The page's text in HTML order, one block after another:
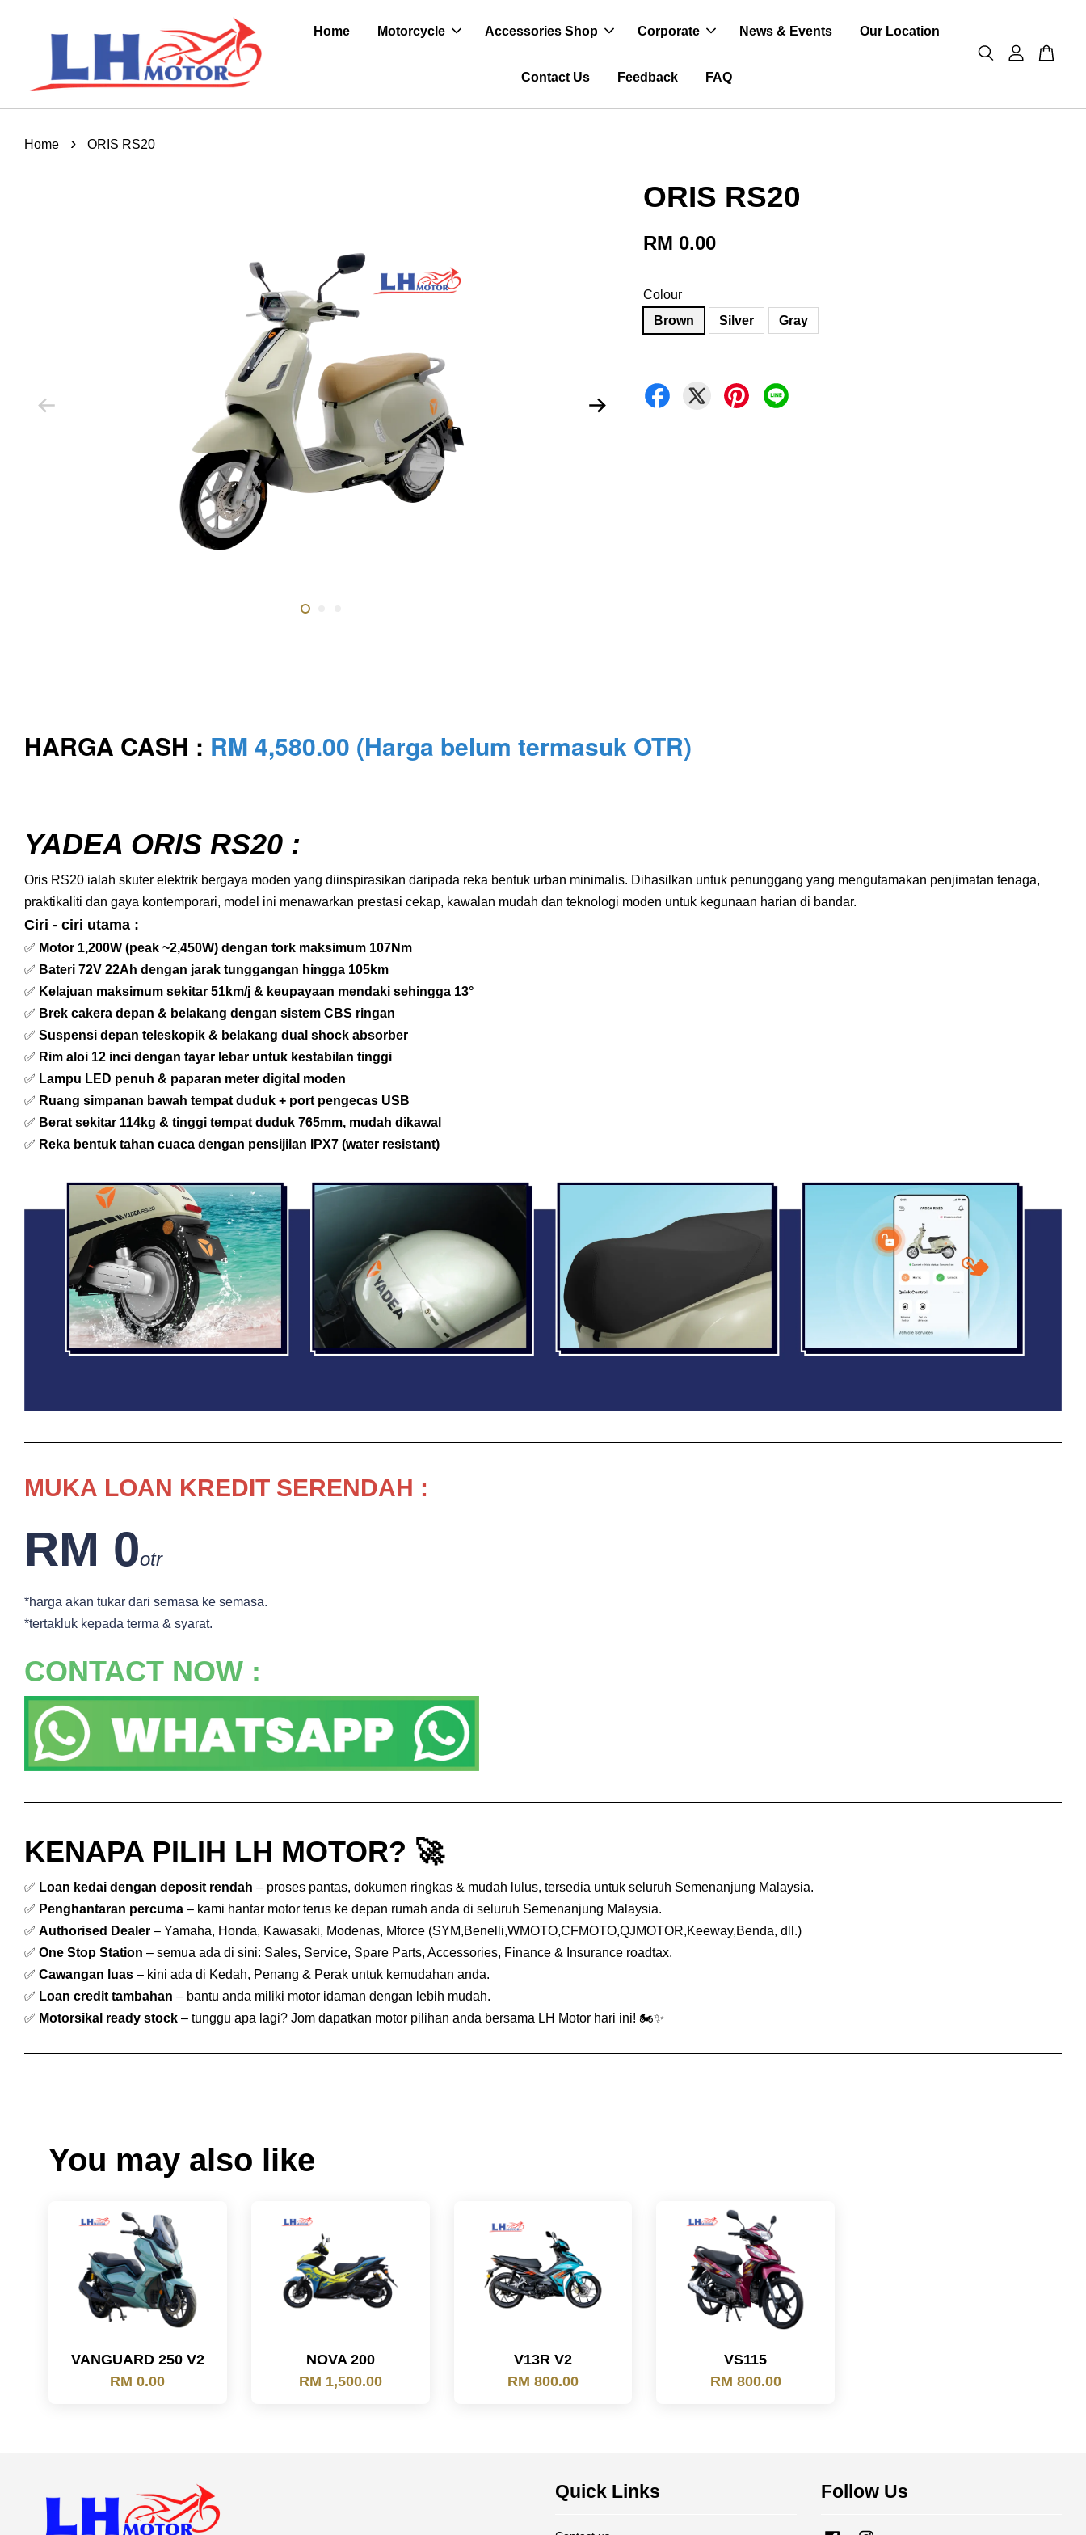
Home Motorcycle Accessories Shop Corporate News & Events Our Location
Contact Us Feedback FAQ
Home › ORIS RS20
ORIS RS20
RM 0.00
Colour
Brown
Silver Gray
HARGA CASH : RM 4,580.00 (Harga belum termasuk OTR)
YADEA ORIS RS20 :
Oris RS20 ialah skuter elektrik bergaya moden yang diinspirasikan daripada reka bentuk urban minimalis. Dihasilkan untuk penunggang yang mengutamakan penjimatan tenaga,
praktikaliti dan gaya kontemporari, model ini menawarkan prestasi cekap, kawalan mudah dan teknologi moden untuk kegunaan harian di bandar.
Ciri - ciri utama :
✅ Motor 1,200W (peak ~2,450W) dengan tork maksimum 107Nm
✅ Bateri 72V 22Ah dengan jarak tunggangan hingga 105km
✅ Kelajuan maksimum sekitar 51km/j & keupayaan mendaki sehingga 13°
✅ Brek cakera depan & belakang dengan sistem CBS ringan
✅ Suspensi depan teleskopik & belakang dual shock absorber
✅ Rim aloi 12 inci dengan tayar lebar untuk kestabilan tinggi
✅ Lampu LED penuh & paparan meter digital moden
✅ Ruang simpanan bawah tempat duduk + port pengecas USB
✅ Berat sekitar 114kg & tinggi tempat duduk 765mm, mudah dikawal
✅ Reka bentuk tahan cuaca dengan pensijilan IPX7 (water resistant)
MUKA LOAN KREDIT SERENDAH :
RM 0otr
*harga akan tukar dari semasa ke semasa.
*tertakluk kepada terma & syarat.
CONTACT NOW :
KENAPA PILIH LH MOTOR? 🚀
✅ Loan kedai dengan deposit rendah – proses pantas, dokumen ringkas & mudah lulus, tersedia untuk seluruh Semenanjung Malaysia.
✅ Penghantaran percuma – kami hantar motor terus ke depan rumah anda di seluruh Semenanjung Malaysia.
✅ Authorised Dealer – Yamaha, Honda, Kawasaki, Modenas, Mforce (SYM,Benelli,WMOTO,CFMOTO,QJMOTOR,Keeway,Benda, dll.)
✅ One Stop Station – semua ada di sini: Sales, Service, Spare Parts, Accessories, Finance & Insurance roadtax.
✅ Cawangan luas – kini ada di Kedah, Penang & Perak untuk kemudahan anda.
✅ Loan credit tambahan – bantu anda miliki motor idaman dengan lebih mudah.
✅ Motorsikal ready stock – tunggu apa lagi? Jom dapatkan motor pilihan anda bersama LH Motor hari ini! 🏍️✨
You may also like
VANGUARD 250 V2
RM 0.00
NOVA 200
RM 1,500.00
V13R V2
RM 800.00
VS115
RM 800.00
Quick Links Follow Us